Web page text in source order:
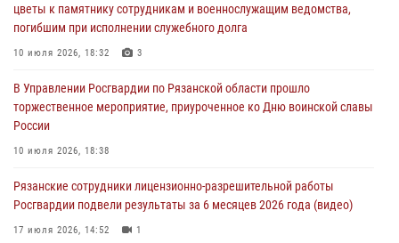
Рязанским росгвардейцам провели лекции о Крещении Руси
28 июля 2026, 09:22
гражданства Российской Федерации за нарушение
законодательства
цветы к памятнику сотрудникам и военнослужащим ведомства,
погибшим при исполнении служебного долга
10 июля 2026, 18:32 3
В Управлении Росгвардии по Рязанской области прошло
торжественное мероприятие, приуроченное ко Дню воинской славы
России
10 июля 2026, 18:38
Рязанские сотрудники лицензионно-разрешительной работы
Росгвардии подвели результаты за 6 месяцев 2026 года (видео)
17 июля 2026, 14:52 1